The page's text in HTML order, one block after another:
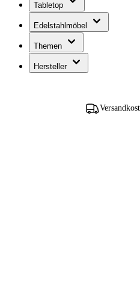
Tabletop
Edelstahlmöbel
Themen
Hersteller